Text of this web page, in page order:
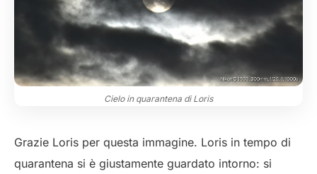
Cielo in quarantena di Loris
Grazie Loris per questa immagine. Loris in tempo di
quarantena si è giustamente guardato intorno: si